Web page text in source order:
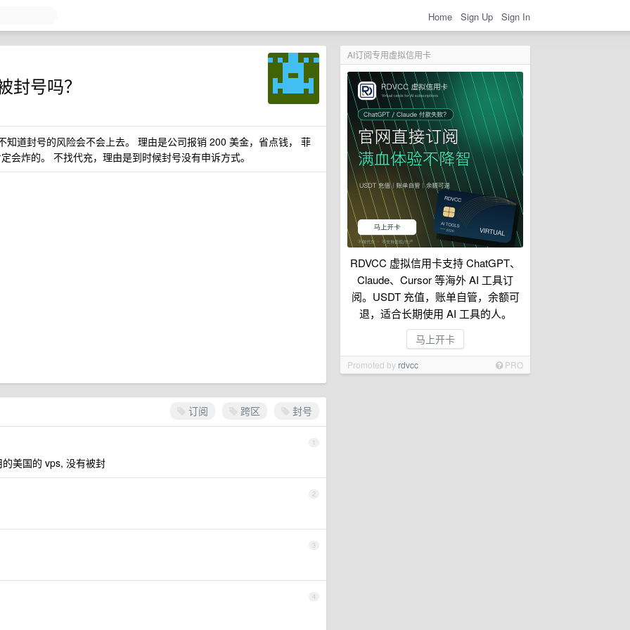
Home Sign Up Sign In
AI订阅专用虚拟信用卡
RDVCC 虚拟信用卡支持 ChatGPT、
Claude、Cursor 等海外 AI 工具订
阅。USDT 充值，账单自管，余额可
退，适合长期使用 AI 工具的人。
马上开卡
Promoted by rdvcc PRO
封号吗？
道封号的风险会不会上去。 理由是公司报销 200 美金，省点钱， 菲
会炸的。 不找代充，理由是到时候封号没有申诉方式。
订阅 跨区 封号
1
美国的 vps, 没有被封
2
3
4